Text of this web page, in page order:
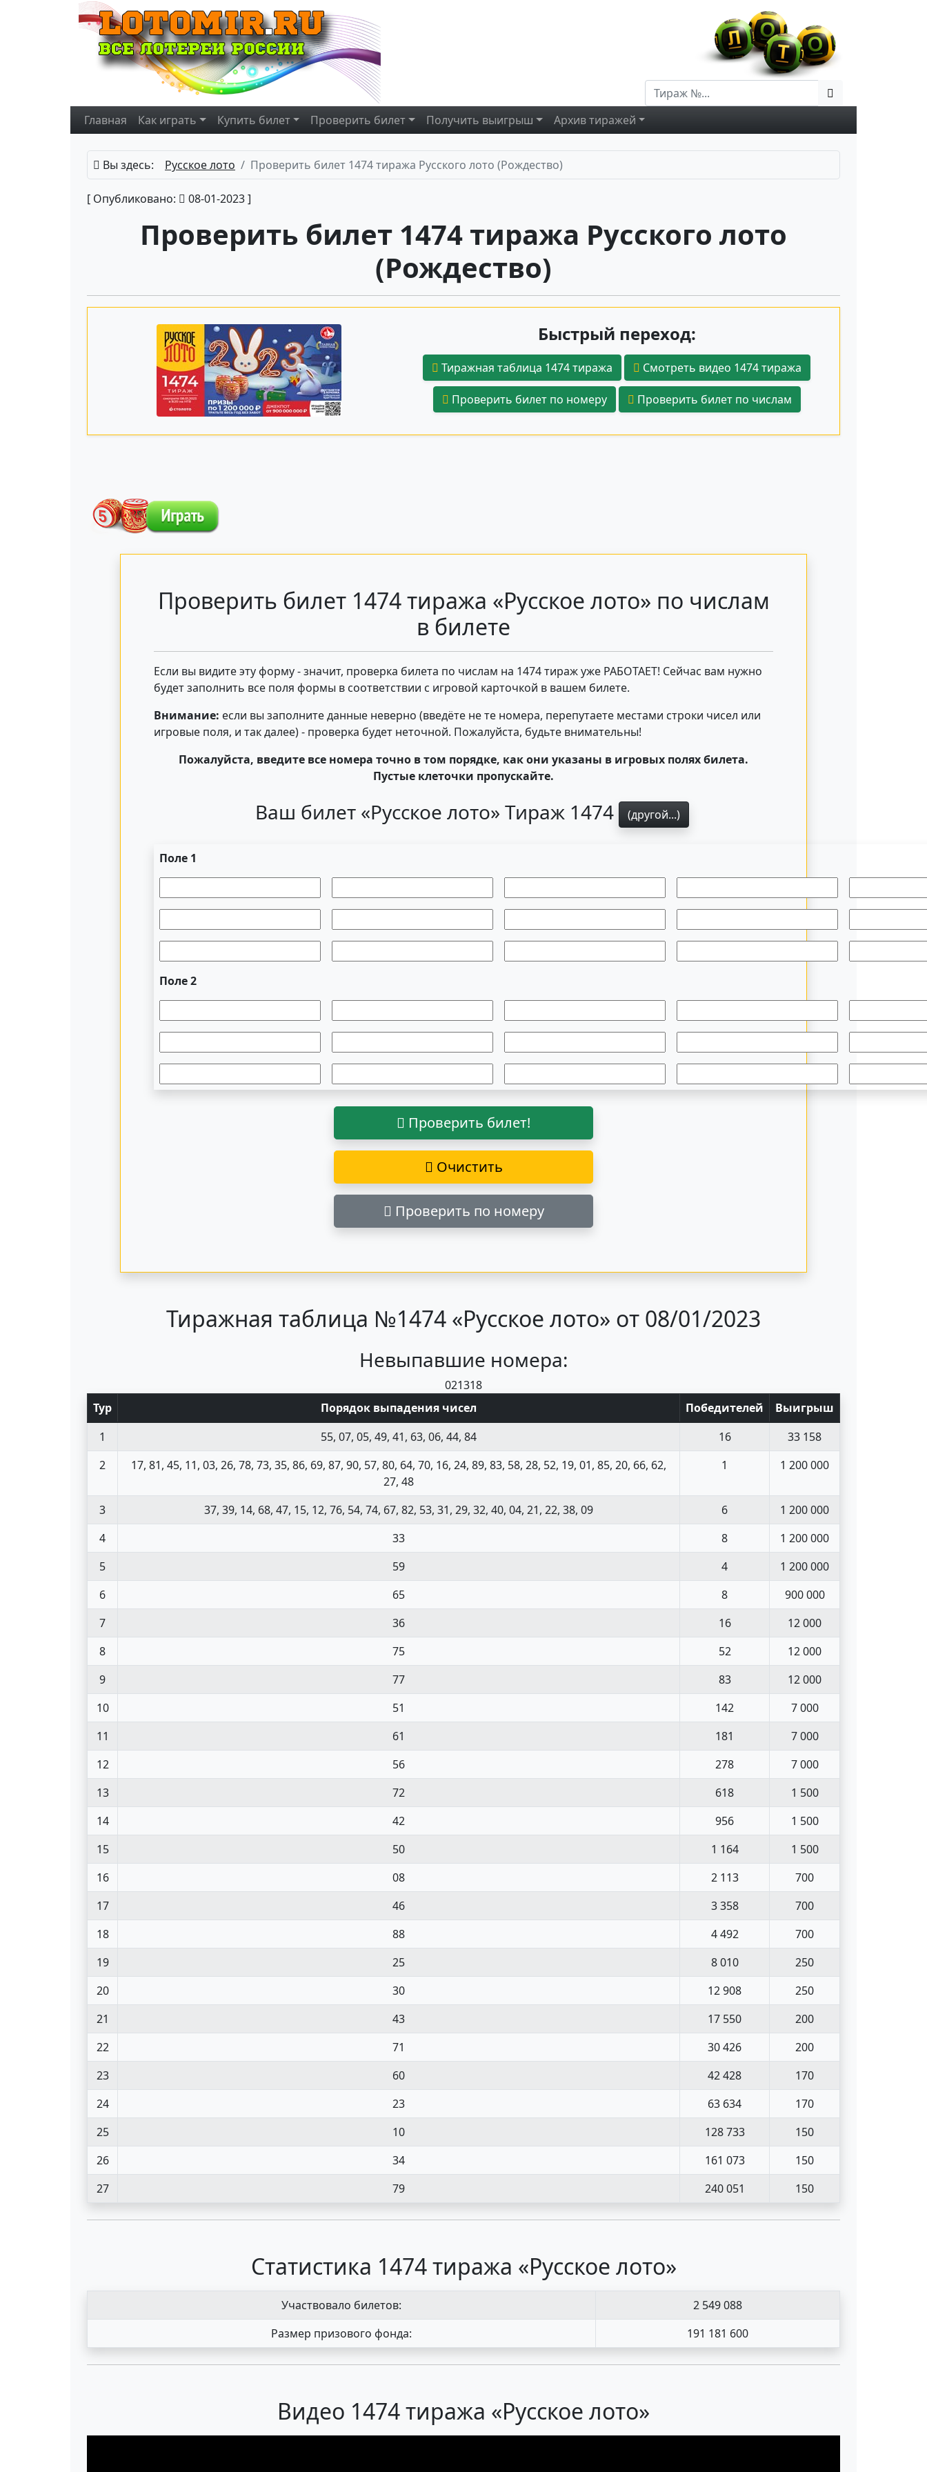
Главная Как играть Купить билет Проверить билет Получить выигрыш Архивтиражей
Вы здесь: Русское лото Проверить билет 1474 тиража Русского лото (Рождество)
[ Опубликовано: 08-01-2023 ]
Проверить билет 1474 тиража Русского лото
(Рождество)
Быстрый переход:
Тиражная таблица 1474 тиража Смотреть видео 1474 тиража
Проверить билет по номеру Проверить билет по числам
Проверить билет 1474 тиража «Русское лото» по числам
в билете
Если вы видите эту форму - значит, проверка билета по числам на 1474 тираж уже РАБОТАЕТ! Сейчас вам нужно
будет заполнить все поля формы в соответствии с игровой карточкой в вашем билете.
Внимание: если вы заполните данные неверно (введёте не те номера, перепутаете местами строки чисел или
игровые поля, и так далее) - проверка будет неточной. Пожалуйста, будьте внимательны!
Пожалуйста, введите все номера точно в том порядке, как они указаны в игровых полях билета.
Пустые клеточки пропускайте.
Ваш билет «Русское лото» Тираж 1474 (другой...)
Поле 1
Поле 2
Проверить билет!
Очистить
Проверить по номеру
Тиражная таблица №1474 «Русское лото» от 08/01/2023
Невыпавшие номера:
021318
Тур
Порядок выпадения чисел Победителей
Выигрыш
1
55, 07, 05, 49, 41, 63, 06, 44, 84 16
33 158
2
17, 81, 45, 11, 03, 26, 78, 73, 35, 86, 69, 87, 90, 57, 80, 64, 70, 16, 24, 89, 83, 58, 28, 52, 19, 01, 85, 20, 66, 62,
27, 48
1 1 200 000
3 37, 39, 14, 68, 47, 15, 12, 76, 54, 74, 67, 82, 53, 31, 29, 32, 40, 04, 21, 22, 38, 09 6
1 200 000
4
33 8
1 200 000
5
59 4
1 200 000
6
65 8
900 000
7
36 16
12 000
8
75 52
12 000
9
77 83
12 000
10
51 142
7 000
11
61 181
7 000
12
56 278
7 000
13
72 618
1 500
14
42 956
1 500
15
50 1 164
1 500
16
08 2 113
700
17
46 3 358
700
18
88 4 492
700
19
25 8 010
250
20
30 12 908
250
21
43 17 550
200
22
71 30 426
200
23
60 42 428
170
24
23 63 634
170
25
10 128 733
150
26
34 161 073
150
27
79 240 051 150
Статистика 1474 тиража «Русское лото»
Участвовало билетов:
2 549 088
Размер призового фонда:
191 181 600
Видео 1474 тиража «Русское лото»